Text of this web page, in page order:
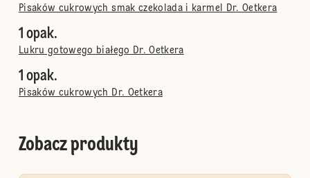
Pisaków cukrowych smak czekolada i karmel Dr. Oetkera
1 opak.
Lukru gotowego białego Dr. Oetkera
1 opak.
Pisaków cukrowych Dr. Oetkera
Zobacz produkty